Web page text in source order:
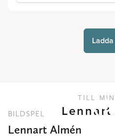
TILL
Lennart
BILDSPEL
Lennart Almén